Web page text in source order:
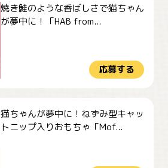
焼き鮭のような香ばしさで猫ちゃん
が夢中に！「HAB from...
応募する
猫ちゃんが夢中に！ねずみ型キャッ
トニップ入りおもちゃ「Mof...